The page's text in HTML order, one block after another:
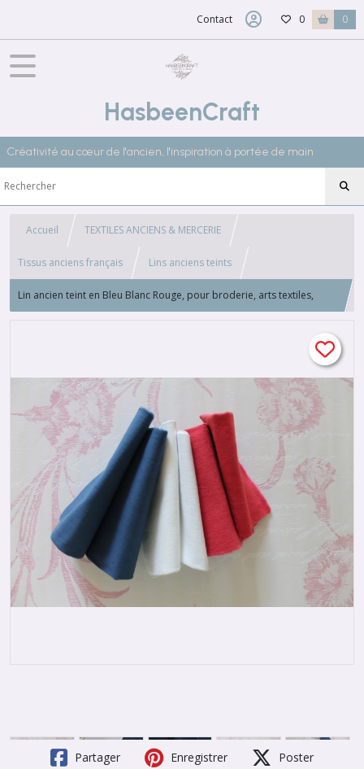
Contact 0 0
HasbeenCraft
Créativité au cœur de l'ancien, l'inspiration à portée de main
Accueil TEXTILES ANCIENS & MERCERIE
Tissus anciens français Lins anciens teints
Lin ancien teint en Bleu Blanc Rouge, pour broderie, arts textiles,
Partager Enregistrer Poster